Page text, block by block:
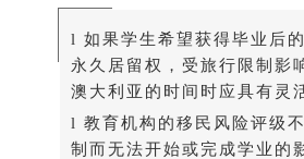
l 如果学生希望获得毕业后
永久居留权，受旅行限制影
澳大利亚的时间时应具有灵
l 教育机构的移民风险评级
制而无法开始或完成学业的